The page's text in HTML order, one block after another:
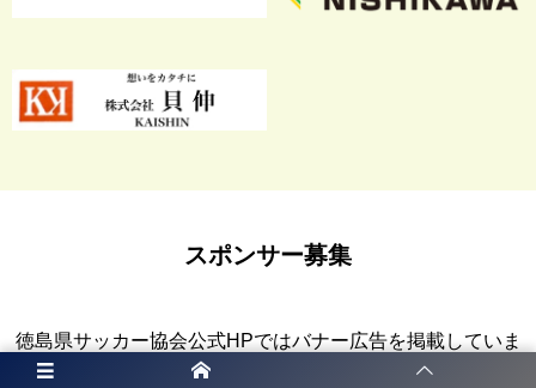
スポンサー募集
徳島県サッカー協会公式HPではバナー広告を掲載していま
す。 公式HPのバナー広告収入は、協会HPの運営や活動費